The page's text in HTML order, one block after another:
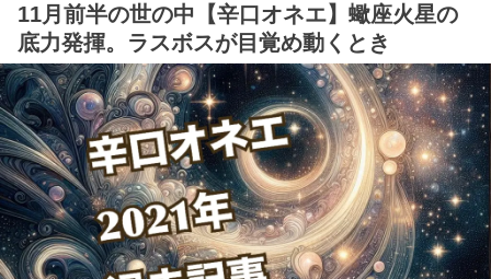
11月前半の世の中【辛口オネエ】蠍座火星の
底力発揮。ラスボスが目覚め動くとき